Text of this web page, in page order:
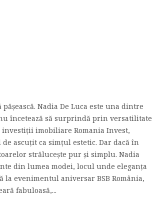
Nadia De Luca este una dintre
încetează să surprindă prin versatilitate
investiții imobiliare Romania Invest,
ascuțit ca simțul estetic. Dar dacă în
strălucește pur și simplu. Nadia
din lumea modei, locul unde eleganța
evenimentul aniversar BSB România,
fabuloasă,...